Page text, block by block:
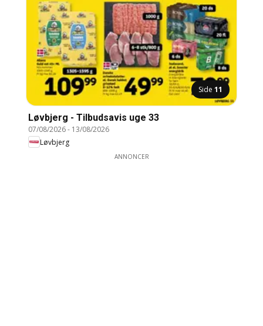
Side 11
Løvbjerg - Tilbudsavis uge 33
07/08/2026- 13/08/2026
Løvbjerg
ANNONCER